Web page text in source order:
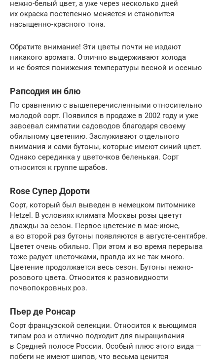
нежно-белый цвет, а уже через несколько дней
их окраска постепенно меняется и становится
насыщенно-красного тона.
Обратите внимание! Эти цветы почти не издают
никакого аромата. Отлично выдерживают холода
и не боятся понижения температуры весной и осенью
Рапсодия ин блю
По сравнению с вышеперечисленными относительно
молодой сорт. Появился в продаже в 2002 году и уже
завоевал симпатии садоводов благодаря своему
обильному цветению. Заслуживают отдельного
внимания и сами бутоны, которые имеют синий цвет.
Однако серединка у цветочков беленькая. Сорт
относится к группе шрабов.
Rose Супер Дороти
Сорт, который был выведен в немецком питомнике
Hetzel. В условиях климата Москвы розы цветут
дважды за сезон. Первое цветение в мае-июне,
а во второй раз бутоны появляются в августе-сентябре.
Цветет очень обильно. При этом и во время перерыва
тоже радует цветочками, правда их не так много.
Цветение продолжается весь сезон. Бутоны нежно-
розового цвета. Относится к разновидности
почвопокровных роз.
Пьер де Ронсар
Сорт французской селекции. Относится к вьющимся
типам роз и отлично подходит для выращивания
в Средней полосе России. Особый плюс этого вида —
побеги не имеют шипов, что весьма ценится